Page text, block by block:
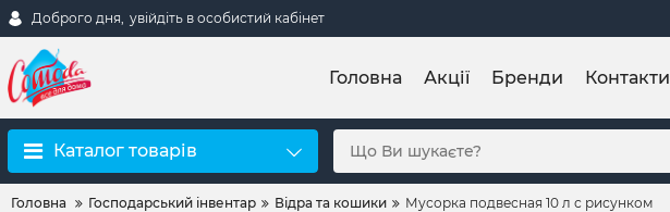
Доброго дня, увійдіть в особистий кабінет
Головна Акції Бренди Контакти
Каталог товарів
Головна Господарський інвентар Відра та кошики Мусорка подвесная 10 л с рисунком